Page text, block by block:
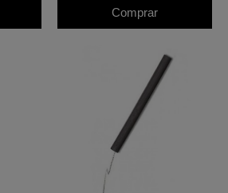
Comprar